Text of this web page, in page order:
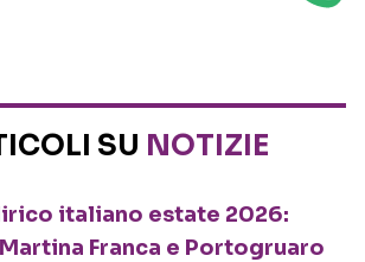
SU NOTIZIE
italiano estate 2026:
Franca e Portogruaro